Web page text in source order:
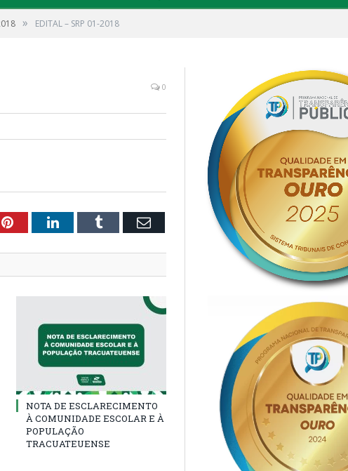
» EDITAL – SRP 01-2018
0
PinterestLinkedInTumblr Email
NOTA DE ESCLARECIMENTO
À COMUNIDADE ESCOLAR E À
POPULAÇÃO
TRACUATEUENSE